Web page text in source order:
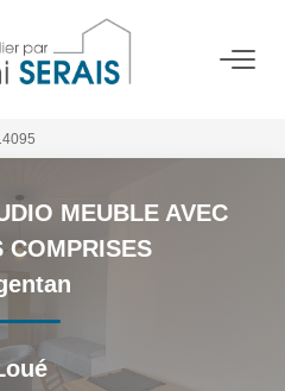
MEUBLE AVEC
COMPRISES